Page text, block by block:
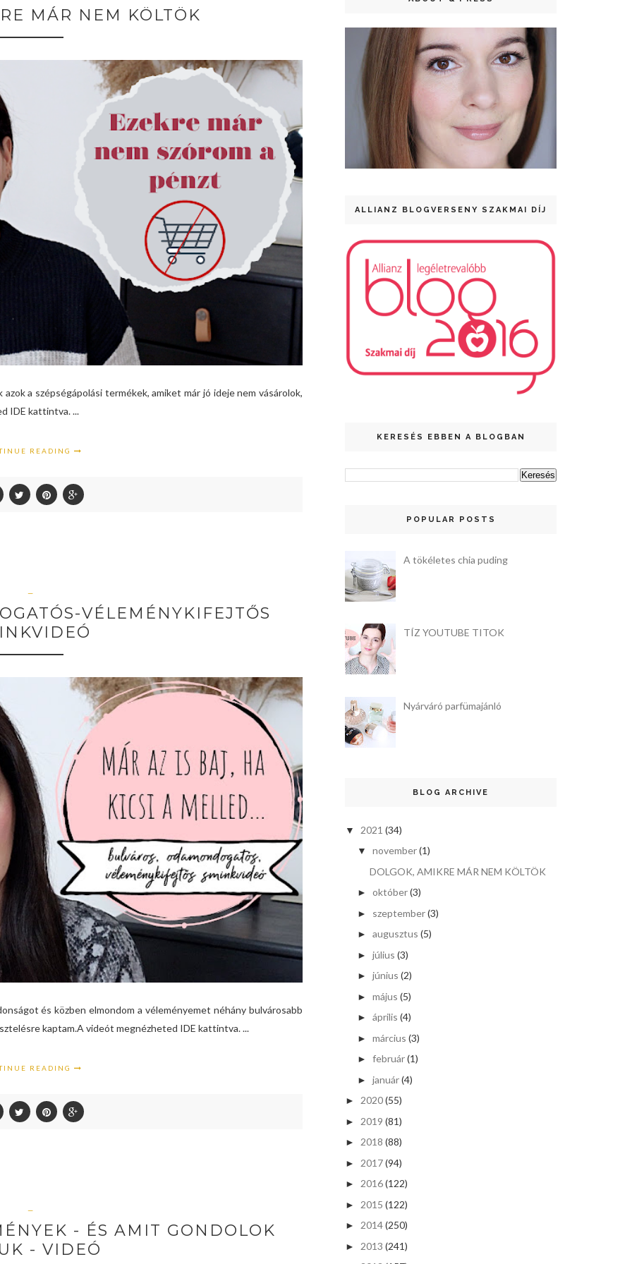
MÁR NEM KÖLTÖK
a szépségápolási termékek, amiket már jó ideje nem vásárolok,
IDE kattintva. ...
READING
—
VÉLEMÉNYKIFEJTŐS
és közben elmondom a véleményemet néhány bulvárosabb
kaptam.A videót megnézheted IDE kattintva. ...
READING
—
- ÉS AMIT GONDOLOK
- VIDEÓ
ALLIANZ BLOGVERSENY SZAKMAI DÍJ
KERESÉS EBBEN A BLOGBAN
POPULAR POSTS
A tökéletes chia puding
TÍZ YOUTUBE TITOK
Nyárváró parfümajánló
BLOG ARCHIVE
▼ 2021 (34)
▼ november(1)
DOLGOK, AMIKRE MÁR NEM KÖLTÖK
► október(3)
► szeptember(3)
► augusztus (5)
► július (3)
► június (2)
► május (5)
► április (4)
► március (3)
► február(1)
► január(4)
► 2020(55)
► 2019 (81)
► 2018 (88)
► 2017(94)
► 2016(122)
► 2015 (122)
► 2014(250)
► 2013 (241)